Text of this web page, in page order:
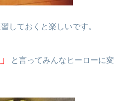
しておくと楽しいです。
と言ってみんなヒーローに変